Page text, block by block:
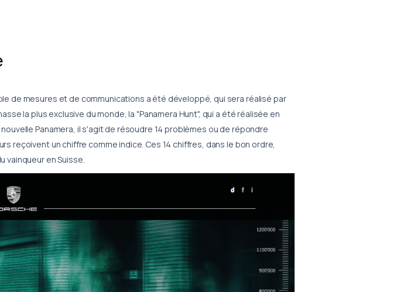
de mesures et de communications a été développé, qui sera réalisé par
la plus exclusive du monde, la "Panamera Hunt", qui a été réalisée en
Panamera, il s'agit de résoudre 14 problèmes ou de répondre
reçoivent un chiffre comme indice. Ces 14 chiffres, dans le bon ordre,
vainqueur en Suisse.